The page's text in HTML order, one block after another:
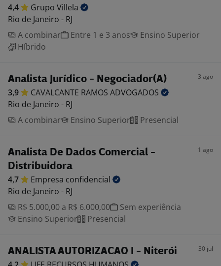
4,4 Grupo Villela
Rio de Janeiro - RJ
A combinar
Entre 1 e 3 anos
Ensino Superior
Híbrido
Analista Jurídico - Negociador(A) 3 ago
3,9 CAVALCANTE RAMOS ADVOGADOS
Rio de Janeiro - RJ
A combinar
Ensino Superior Presencial
Analista De Dados Comercial -
Distribuidora
1 ago
4,7 Empresa confidencial
Rio de Janeiro - RJ
R$ 5.000,00 a R$ 6.000,00
Sem experiência
Ensino Superior
Presencial
ANALISTA AUTORIZACAO I - Niterói 30 jul